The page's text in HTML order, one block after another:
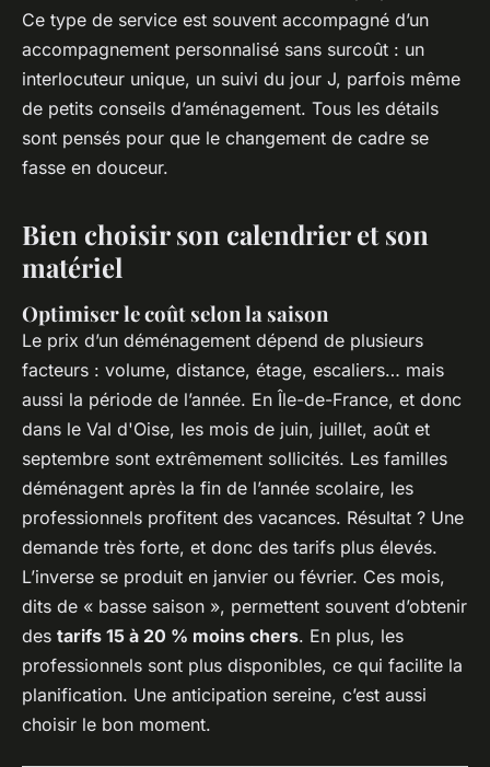
Ce type de service est souvent accompagné d’un
accompagnement personnalisé sans surcoût : un
interlocuteur unique, un suivi du jour J, parfois même
de petits conseils d’aménagement. Tous les détails
sont pensés pour que le changement de cadre se
fasse en douceur.
Bien choisir son calendrier et son
matériel
Optimiser le coût selon la saison
Le prix d’un déménagement dépend de plusieurs
facteurs : volume, distance, étage, escaliers… mais
aussi la période de l’année. En Île-de-France, et donc
dans le Val d'Oise, les mois de juin, juillet, août et
septembre sont extrêmement sollicités. Les familles
déménagent après la fin de l’année scolaire, les
professionnels profitent des vacances. Résultat ? Une
demande très forte, et donc des tarifs plus élevés.
L’inverse se produit en janvier ou février. Ces mois,
dits de « basse saison », permettent souvent d’obtenir
des tarifs 15 à 20 % moins chers. En plus, les
professionnels sont plus disponibles, ce qui facilite la
planification. Une anticipation sereine, c’est aussi
choisir le bon moment.